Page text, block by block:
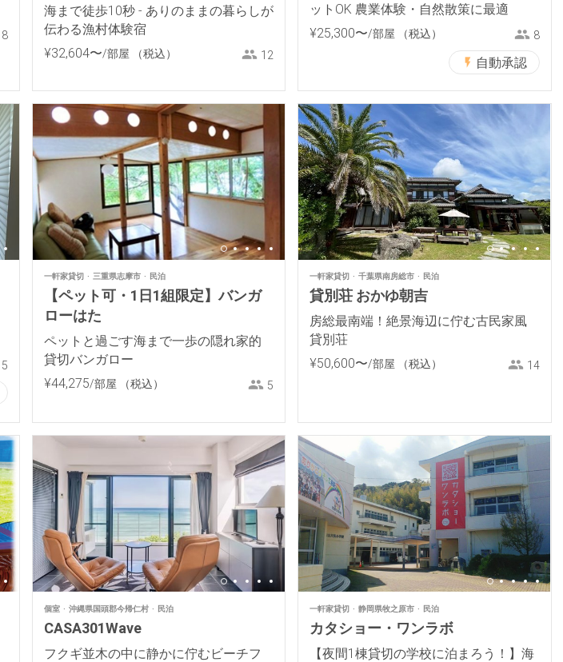
8
海まで徒歩10秒 - ありのままの暮らしが
伝わる漁村体験宿
¥32,604〜/部屋 （税込） 12
ットOK 農業体験・自然散策に最適
¥25,300〜/部屋 （税込） 8
自動承認
5
一軒家貸切 三重県志摩市 民泊
【ペット可・1日1組限定】バンガ
ローはた
ペットと過ごす海まで一歩の隠れ家的
貸切バンガロー
¥44,275/部屋 （税込） 5
一軒家貸切 千葉県南房総市 民泊
貸別荘 おかゆ朝吉
房総最南端！絶景海辺に佇む古民家風
貸別荘
¥50,600〜/部屋 （税込） 14
個室 沖縄県国頭郡今帰仁村 民泊
CASA301Wave
フクギ並木の中に静かに佇むビーチフ
一軒家貸切 静岡県牧之原市 民泊
カタショー・ワンラボ
【夜間1棟貸切の学校に泊まろう！】海